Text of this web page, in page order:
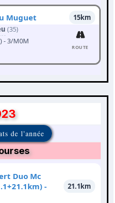
Muguet
15km
(35)
- 3/M0M
ROUTE
de l'année
Duo Mc
-
21.1km